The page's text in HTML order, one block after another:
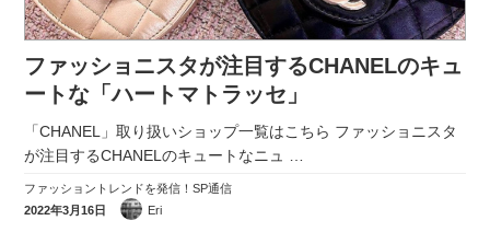
ファッショニスタが注目するCHANELのキュ
ートな「ハートマトラッセ」
「CHANEL」取り扱いショップ一覧はこちら ファッショニスタ
が注目するCHANELのキュートなニュ
ファッショントレンドを発信！SP通信
2022年3月16日
Eri